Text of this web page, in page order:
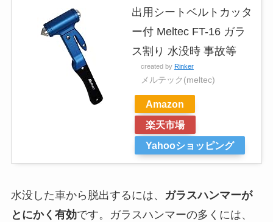
出用シートベルトカッタ
ー付 Meltec FT-16 ガラ
ス割り 水没時 事故等
created by Rinker
メルテック(meltec)
Amazon
楽天市場
Yahooショッピング
水没した車から脱出するには、
ガラスハンマーが
とにかく有効です。ガラスハンマーの多くには、